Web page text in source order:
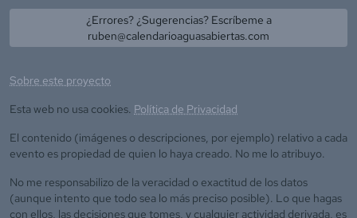
¿Errores? ¿Sugerencias? Escríbeme a
ruben@calendarioaguasabiertas.com
Sobre este proyecto
Esta web no usa cookies. Política de Privacidad
El contenido (imágenes o descripciones, por ejemplo) relativo a cada
evento es propiedad de quien lo haya creado. No me lo atribuyo.
No me responsabilizo de la veracidad o exactitud de los datos
(aunque intento que todo sea lo más preciso posible). Lo que hagas
con ellos, las decisiones que tomes, y cualquier actividad derivada, es